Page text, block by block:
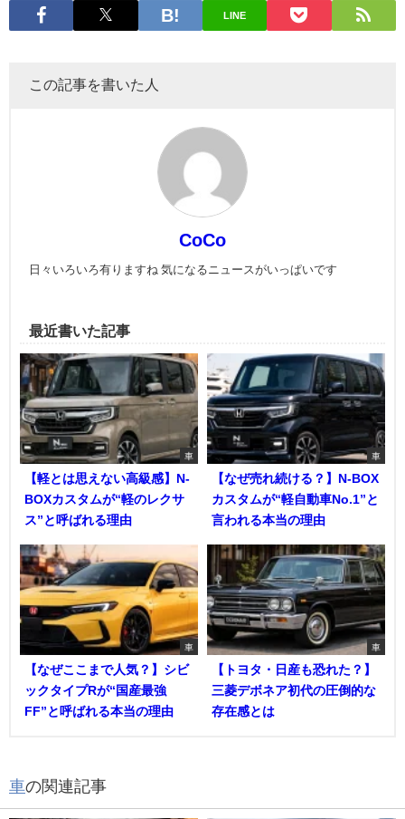
LINE
この記事を書いた人
CoCo
日々いろいろ有りますね 気になるニュースがいっぱいです
最近書いた記事
車
【軽とは思えない高級感】N-
BOXカスタムが“軽のレクサ
ス”と呼ばれる理由
車
【なぜ売れ続ける？】N-BOX
カスタムが“軽自動車No.1”と
言われる本当の理由
車
【なぜここまで人気？】シビ
ックタイプRが“国産最強
FF”と呼ばれる本当の理由
車
【トヨタ・日産も恐れた？】
三菱デボネア初代の圧倒的な
存在感とは
車の関連記事